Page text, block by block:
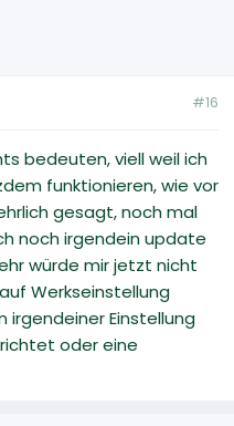
#16
bedeuten, viell weil ich
funktionieren, wie vor
gesagt, noch mal
noch irgendein update
würde mir jetzt nicht
Werkseinstellung
irgendeiner Einstellung
oder eine